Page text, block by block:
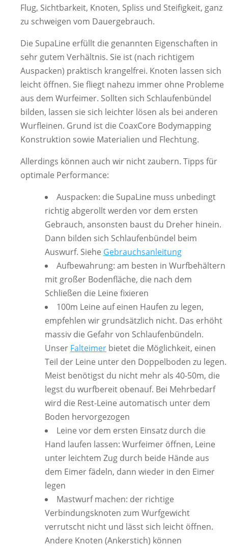
Flug, Sichtbarkeit, Knoten, Spliss und Steifigkeit, ganz
zu schweigen vom Dauergebrauch.
Die SupaLine erfüllt die genannten Eigenschaften in
sehr gutem Verhältnis. Sie ist (nach richtigem
Auspacken) praktisch krangelfrei. Knoten lassen sich
leicht öffnen. Sie fliegt nahezu immer ohne Probleme
aus dem Wurfeimer. Sollten sich Schlaufenbündel
bilden, lassen sie sich leichter lösen als bei anderen
Wurfleinen. Grund ist die CoaxCore Bodymapping
Konstruktion sowie Materialien und Flechtung.
Allerdings können auch wir nicht zaubern. Tipps für
optimale Performance:
Auspacken: die SupaLine muss unbedingt
richtig abgerollt werden vor dem ersten
Gebrauch, ansonsten baust du Dreher hinein.
Dann bilden sich Schlaufenbündel beim
Auswurf. Siehe Gebrauchsanleitung
Aufbewahrung: am besten in Wurfbehältern
mit großer Bodenfläche, die nach dem
Schließen die Leine fixieren
100m Leine auf einen Haufen zu legen,
empfehlen wir grundsätzlich nicht. Das erhöht
massiv die Gefahr von Schlaufenbündeln.
Unser Falteimer bietet die Möglichkeit, einen
Teil der Leine unter den Doppelboden zu legen.
Meist benötigst du nicht mehr als 40-50m, die
legst du wurfbereit obenauf. Bei Mehrbedarf
wird die Rest-Leine automatisch unter dem
Boden hervorgezogen
Leine vor dem ersten Einsatz durch die
Hand laufen lassen: Wurfeimer öffnen, Leine
unter leichtem Zug durch beide Hände aus
dem Eimer fädeln, dann wieder in den Eimer
legen
Mastwurf machen: der richtige
Verbindungsknoten zum Wurfgewicht
verrutscht nicht und lässt sich leicht öffnen.
Andere Knoten (Ankerstich) können